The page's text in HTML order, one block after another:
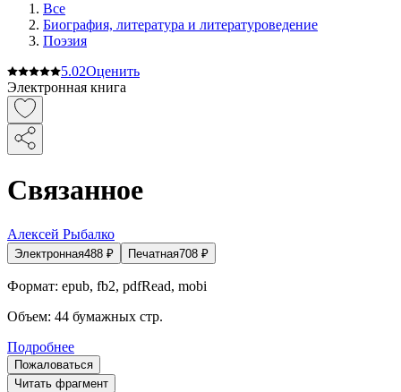
Все
Биография, литература и литературоведение
Поэзия
5.02Оценить
Электронная книга
Связанное
Алексей Рыбалко
Электронная488 ₽ Печатная708 ₽
Формат: epub, fb2, pdfRead, mobi
Объем: 44 бумажных стр.
Подробнее
Пожаловаться
Читать фрагмент